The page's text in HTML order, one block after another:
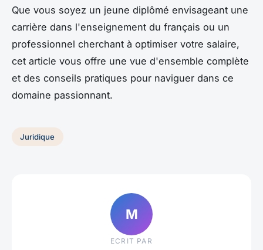
Que vous soyez un jeune diplômé envisageant une
carrière dans l'enseignement du français ou un
professionnel cherchant à optimiser votre salaire,
cet article vous offre une vue d'ensemble complète
et des conseils pratiques pour naviguer dans ce
domaine passionnant.
Juridique
M
ECRIT PAR